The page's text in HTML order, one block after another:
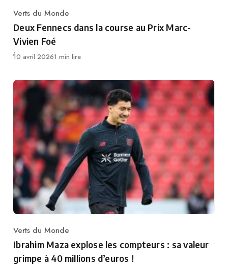
Category
Verts du Monde
Deux Fennecs dans la course au Prix Marc-
Vivien Foé
Publié
10 avril 20261 min lire
Category
Verts du Monde
Ibrahim Maza explose les compteurs : sa valeur
grimpe à 40 millions d’euros !